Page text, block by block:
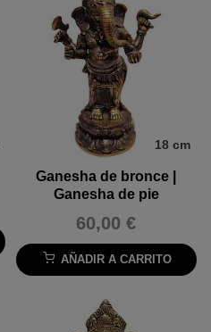
18 cm
Ganesha de bronce |
Ganesha de pie
60,00 €
AÑADIR A CARRITO